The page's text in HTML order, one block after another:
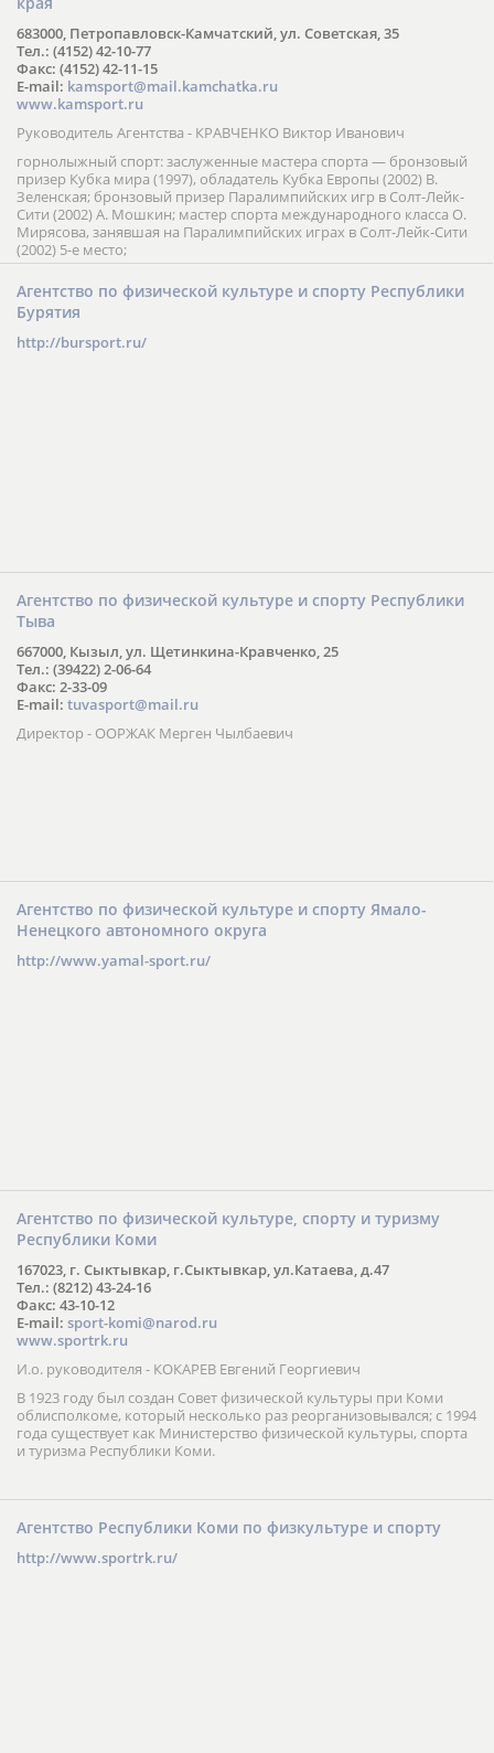
683000, Петропавловск-Камчатский, ул. Советская, 35
Тел.: (4152) 42-10-77
Факс: (4152) 42-11-15
E-mail: kamsport@mail.kamchatka.ru
www.kamsport.ru
Руководитель Агентства - КРАВЧЕНКО Виктор Иванович
горнолыжный спорт: заслуженные мастера спорта — бронзовый
призер Кубка мира (1997), обладатель Кубка Европы (2002) В.
Зеленская; бронзовый призер Паралимпийских игр в Солт-Лейк-
Сити (2002) А. Мошкин; мастер спорта международного класса О.
Мирясова, занявшая на Паралимпийских играх в Солт-Лейк-Сити
(2002) 5-е место;
Агентство по физической культуре и спорту Республики
Бурятия
http://bursport.ru/
Агентство по физической культуре и спорту Республики
Тыва
667000, Кызыл, ул. Щетинкина-Кравченко, 25
Тел.: (39422) 2-06-64
Факс: 2-33-09
E-mail: tuvasport@mail.ru
Директор - ООРЖАК Мерген Чылбаевич
Агентство по физической культуре и спорту Ямало-
Ненецкого автономного округа
http://www.yamal-sport.ru/
Агентство по физической культуре, спорту и туризму
Республики Коми
167023, г. Сыктывкар, г.Сыктывкар, ул.Катаева, д.47
Тел.: (8212) 43-24-16
Факс: 43-10-12
E-mail: sport-komi@narod.ru
www.sportrk.ru
И.о. руководителя - КОКАРЕВ Евгений Георгиевич
В 1923 году был создан Совет физической культуры при Коми
облисполкоме, который несколько раз реорганизовывался; с 1994
года существует как Министерство физической культуры, спорта
и туризма Республики Коми.
Агентство Республики Коми по физкультуре и спорту
http://www.sportrk.ru/